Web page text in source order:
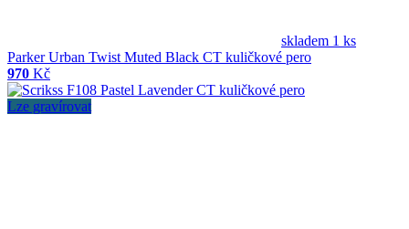
skladem 1 ks
Parker Urban Twist Muted Black CT kuličkové pero
970 Kč
Lze gravírovat